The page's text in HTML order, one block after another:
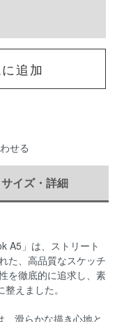
追加
せる
サイズ・詳細
A5」は、ストリート
た、高品質なスケッチ
を徹底的に追求し、素
えました。
滑らかな描き心地と